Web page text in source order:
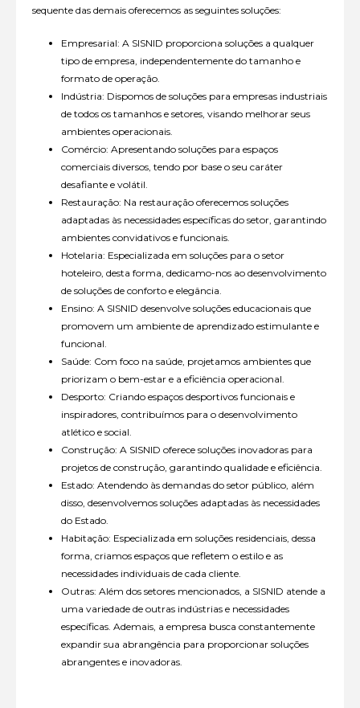
sequente das demais oferecemos as seguintes soluções:
Empresarial: A SISNID proporciona soluções a qualquer
tipo de empresa, independentemente do tamanho e
formato de operação.
Indústria: Dispomos de soluções para empresas industriais
de todos os tamanhos e setores, visando melhorar seus
ambientes operacionais.
Comércio: Apresentando soluções para espaços
comerciais diversos, tendo por base o seu caráter
desafiante e volátil.
Restauração: Na restauração oferecemos soluções
adaptadas às necessidades específicas do setor, garantindo
ambientes convidativos e funcionais.
Hotelaria: Especializada em soluções para o setor
hoteleiro, desta forma, dedicamo-nos ao desenvolvimento
de soluções de conforto e elegância.
Ensino: A SISNID desenvolve soluções educacionais que
promovem um ambiente de aprendizado estimulante e
funcional.
Saúde: Com foco na saúde, projetamos ambientes que
priorizam o bem-estar e a eficiência operacional.
Desporto: Criando espaços desportivos funcionais e
inspiradores, contribuímos para o desenvolvimento
atlético e social.
Construção: A SISNID oferece soluções inovadoras para
projetos de construção, garantindo qualidade e eficiência.
Estado: Atendendo às demandas do setor público, além
disso, desenvolvemos soluções adaptadas às necessidades
do Estado.
Habitação: Especializada em soluções residenciais, dessa
forma, criamos espaços que refletem o estilo e as
necessidades individuais de cada cliente.
Outras: Além dos setores mencionados, a SISNID atende a
uma variedade de outras indústrias e necessidades
específicas. Ademais, a empresa busca constantemente
expandir sua abrangência para proporcionar soluções
abrangentes e inovadoras.